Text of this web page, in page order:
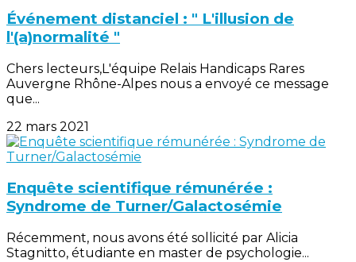
Événement distanciel : " L'illusion de
l'(a)normalité "
Chers lecteurs,L'équipe Relais Handicaps Rares
Auvergne Rhône-Alpes nous a envoyé ce message
que...
22 mars 2021
Enquête scientifique rémunérée :
Syndrome de Turner/Galactosémie
Récemment, nous avons été sollicité par Alicia
Stagnitto, étudiante en master de psychologie...